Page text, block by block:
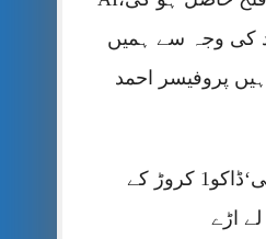
کی وجہ سے ہمیں
پروفیسر احمد
کلرسیداں ڈکیتی‘ڈاکو1 کروڑ کے
اڑے